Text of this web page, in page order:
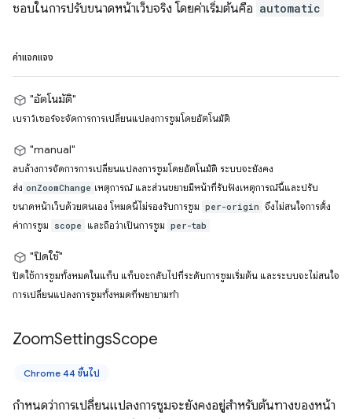
ชอบในการปรับขนาดหน้าเว็บจริง โดยค่าเริ่มต้นคือ automatic
ค่าแจกแจง
"อัตโนมัติ"
เบราว์เซอร์จะจัดการการเปลี่ยนแปลงการซูมโดยอัตโนมัติ
"manual"
ลบล้างการจัดการการเปลี่ยนแปลงการซูมโดยอัตโนมัติ ระบบจะยังคง
ส่ง onZoomChange เหตุการณ์ และส่วนขยายมีหน้าที่รับฟังเหตุการณ์นี้และปรับ
ขนาดหน้าเว็บด้วยตนเอง โหมดนี้ไม่รองรับการซูม per-origin จึงไม่สนใจการตั้ง
ค่าการซูม
scope และถือว่าเป็นการซูม per-tab
"ปิดใช้"
ปิดใช้การซูมทั้งหมดในแท็บ แท็บจะกลับไปที่ระดับการซูมเริ่มต้น และระบบจะไม่สนใจ
การเปลี่ยนแปลงการซูมทั้งหมดที่พยายามทำ
ZoomSettingsScope
Chrome 44 ขึ้นไป
กำหนดว่าการเปลี่ยนแปลงการซูมจะยังคงอยู่สำหรับต้นทางของหน้า